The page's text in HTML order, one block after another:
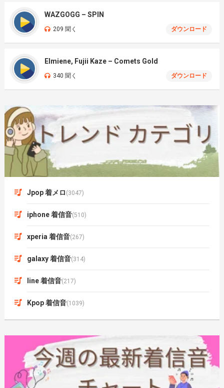
WAZGOGG – SPIN
209 聞く ダウンロード
Elmiene, Fujii Kaze – Comets Gold
340 聞く ダウンロード
Jpop 着メロ (3047)
iphone 着信音(510)
xperia 着信音(267)
galaxy 着信音(314)
line 着信音(217)
Kpop 着信音(1039)